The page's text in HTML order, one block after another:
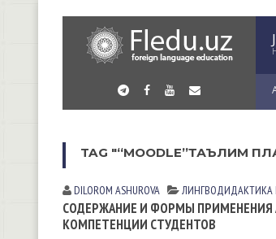
TAG "“MOODLE”ТАЪЛИМ
DILOROM ASHUROVA
СОДЕРЖАНИЕ И ФОРМЫ ПРИМЕНЕНИЯ
КОМПЕТЕНЦИИ СТУДЕНТОВ